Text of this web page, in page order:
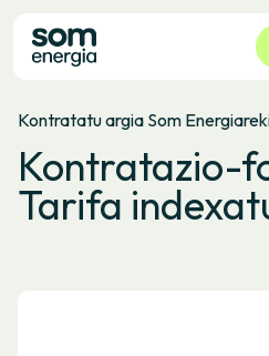
Tarifak
Zerbitzuak
Enpresak
Kontratatu argia Som
Kontratazio-
Tarifa